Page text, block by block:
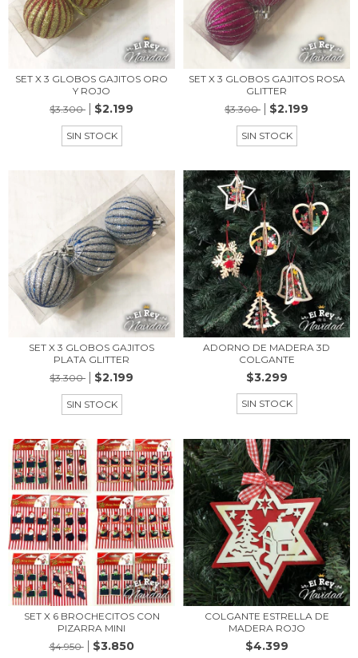
SET X 3 GLOBOS GAJITOS ORO
Y ROJO
$3.300
$2.199
SIN STOCK
SET X 3 GLOBOS GAJITOS ROSA
GLITTER
$3.300
$2.199
SIN STOCK
SET X 3 GLOBOS GAJITOS
PLATA GLITTER
$3.300
$2.199
SIN STOCK
ADORNO DE MADERA 3D
COLGANTE
$3.299
SIN STOCK
SET X 6 BROCHECITOS CON
PIZARRA MINI
$4.950
$3.850
COLGANTE ESTRELLA DE
MADERA ROJO
$4.399